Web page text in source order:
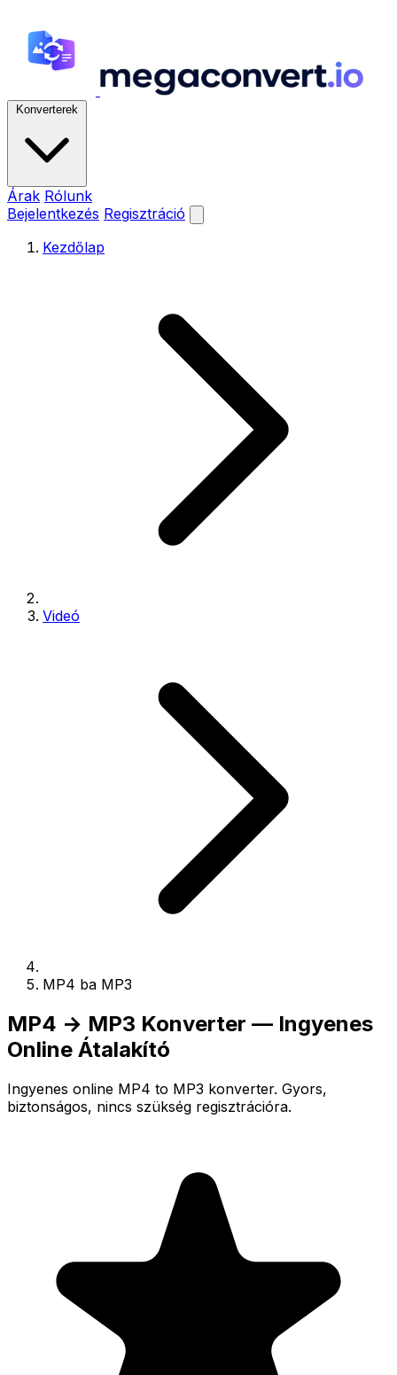
Konverterek
Árak Rólunk
Bejelentkezés Regisztráció
Kezdőlap
Videó
MP4 ba MP3
MP4 → MP3 Konverter — Ingyenes
Online Átalakító
Ingyenes online MP4 to MP3 konverter. Gyors,
biztonságos, nincs szükség regisztrációra.